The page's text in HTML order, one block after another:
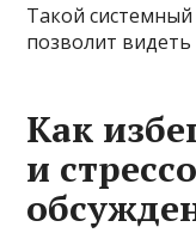
Такой
позволит видеть
Как
и